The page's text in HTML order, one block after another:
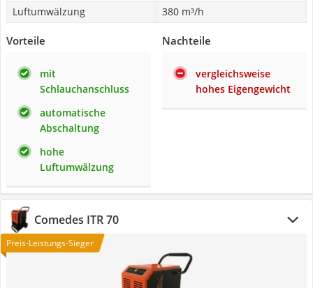
Luftumwälzung
380 m³/h
Vorteile
mit
Schlauchanschluss
automatische
Abschaltung
hohe
Luftumwälzung
Nachteile
vergleichsweise
hohes Eigengewicht
Comedes ITR 70
Preis-Leistungs-Sieger